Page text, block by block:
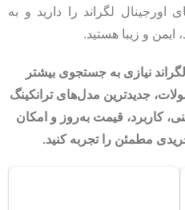
اورجینال لگراند را دارید و به
ایمن و زیبا هستید.
نیازی به جستجوی بیشتر
جدیدترین مدل‌های ترانکینگ
کاربرد، قیمت به‌روز و امکان
مطمئن را تجربه کنید.